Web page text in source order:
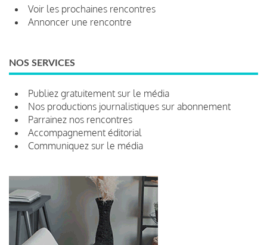
Voir les prochaines rencontres
Annoncer une rencontre
NOS SERVICES
Publiez gratuitement sur le média
Nos productions journalistiques sur abonnement
Parrainez nos rencontres
Accompagnement éditorial
Communiquez sur le média